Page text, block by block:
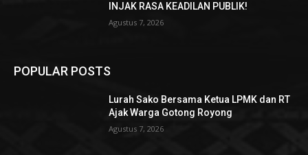
INJAK RASA KEADILAN PUBLIK!
Agustus 7, 2026
POPULAR POSTS
Lurah Sako Bersama Ketua LPMK dan RT
Ajak Warga Gotong Royong
Agustus 7, 2026